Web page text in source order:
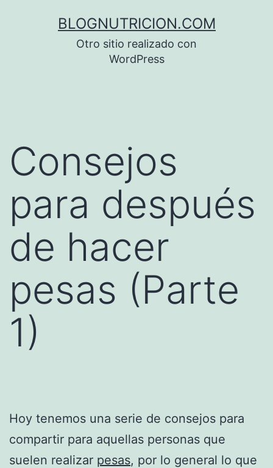
BLOGNUTRICION.COM
Otro sitio realizado con
WordPress
Consejos
para después
de hacer
pesas (Parte
1)
Hoy tenemos una serie de consejos para
compartir para aquellas personas que
suelen realizar pesas, por lo general lo que